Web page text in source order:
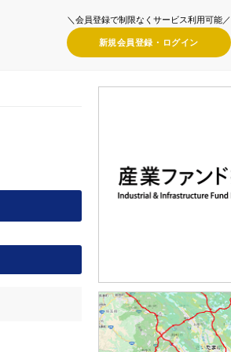
＼会員登録で制限なくサービス利用可能／
新規会員登録・ ログイン